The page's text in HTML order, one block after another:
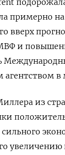
примерно
вверх
и
агентством в
из